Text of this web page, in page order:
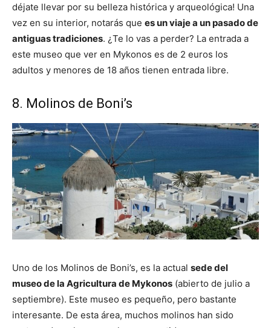
déjate llevar por su belleza histórica y arqueológica! Una
vez en su interior, notarás que es un viaje a un pasado de
antiguas tradiciones. ¿Te lo vas a perder? La entrada a
este museo que ver en Mykonos es de 2 euros los
adultos y menores de 18 años tienen entrada libre.
8. Molinos de Boni’s
Uno de los Molinos de Boni’s, es la actual sede del
museo de la Agricultura de Mykonos (abierto de julio a
septiembre). Este museo es pequeño, pero bastante
interesante. De esta área, muchos molinos han sido